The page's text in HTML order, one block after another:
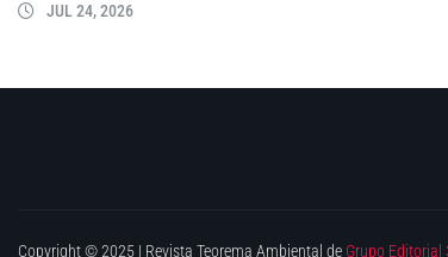
JUL 24, 2026
Copyright © 2025 | Revista Teorema Ambiental de Grupo Editorial